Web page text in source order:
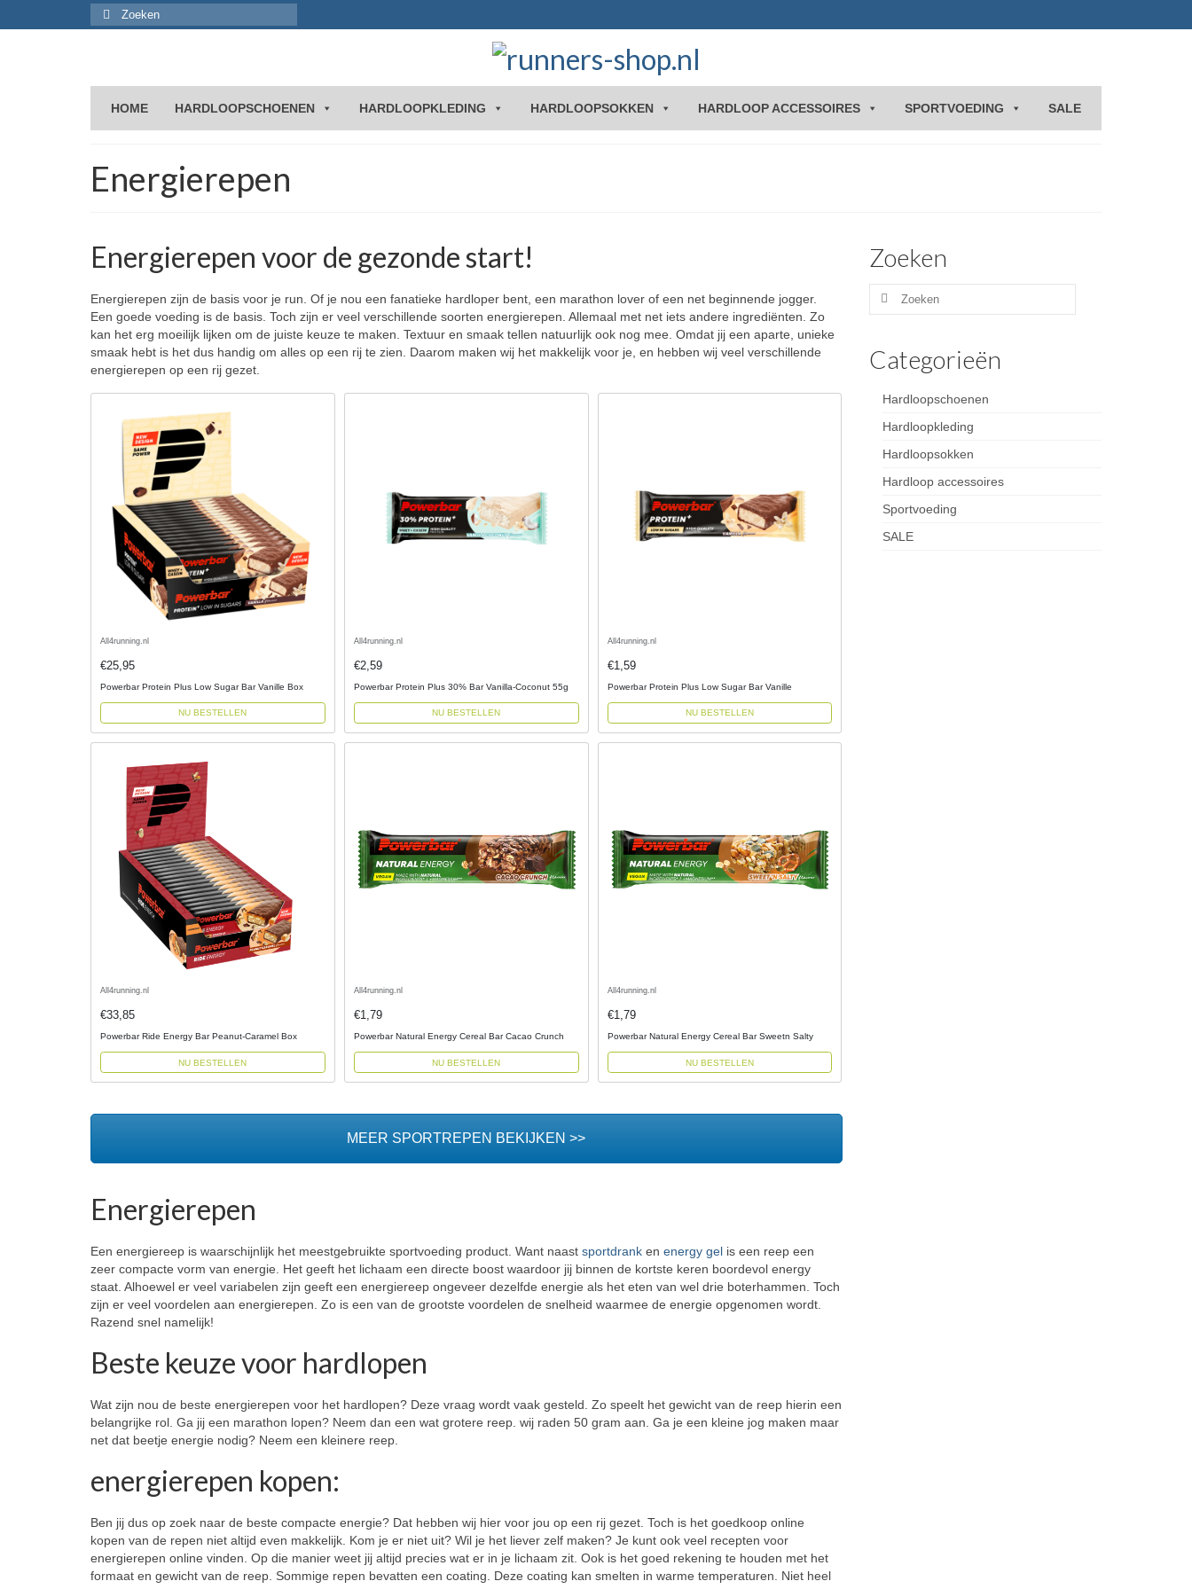
Zoeken
naar:
HOME HARDLOOPSCHOENEN HARDLOOPKLEDING HARDLOOPSOKKEN HARDLOOP ACCESSOIRES SPORTVOEDING SALE
Energierepen
Energierepen voor de gezonde start!
Energierepen zijn de basis voor je run. Of je nou een fanatieke hardloper bent, een marathon lover of een net beginnende jogger.
Een goede voeding is de basis. Toch zijn er veel verschillende soorten energierepen. Allemaal met net iets andere ingrediënten. Zo
kan het erg moeilijk lijken om de juiste keuze te maken. Textuur en smaak tellen natuurlijk ook nog mee. Omdat jij een aparte, unieke
smaak hebt is het dus handig om alles op een rij te zien. Daarom maken wij het makkelijk voor je, en hebben wij veel verschillende
energierepen op een rij gezet.
All4running.nl
€25,95
Powerbar Protein Plus Low Sugar Bar Vanille Box
NU BESTELLEN
All4running.nl
€2,59
Powerbar Protein Plus 30% Bar Vanilla-Coconut 55g
NU BESTELLEN
All4running.nl
€1,59
Powerbar Protein Plus Low Sugar Bar Vanille
NU BESTELLEN
All4running.nl
€33,85
Powerbar Ride Energy Bar Peanut-Caramel Box
NU BESTELLEN
All4running.nl
€1,79
Powerbar Natural Energy Cereal Bar Cacao Crunch
NU BESTELLEN
All4running.nl
€1,79
Powerbar Natural Energy Cereal Bar Sweetn Salty
NU BESTELLEN
MEER SPORTREPEN BEKIJKEN >>
Energierepen
Een energiereep is waarschijnlijk het meestgebruikte sportvoeding product. Want naast sportdrank en energy gel is een reep een
zeer compacte vorm van energie. Het geeft het lichaam een directe boost waardoor jij binnen de kortste keren boordevol energy
staat. Alhoewel er veel variabelen zijn geeft een energiereep ongeveer dezelfde energie als het eten van wel drie boterhammen. Toch
zijn er veel voordelen aan energierepen. Zo is een van de grootste voordelen de snelheid waarmee de energie opgenomen wordt.
Razend snel namelijk!
Beste keuze voor hardlopen
Wat zijn nou de beste energierepen voor het hardlopen? Deze vraag wordt vaak gesteld. Zo speelt het gewicht van de reep hierin een
belangrijke rol. Ga jij een marathon lopen? Neem dan een wat grotere reep. wij raden 50 gram aan. Ga je een kleine jog maken maar
net dat beetje energie nodig? Neem een kleinere reep.
energierepen kopen:
Ben jij dus op zoek naar de beste compacte energie? Dat hebben wij hier voor jou op een rij gezet. Toch is het goedkoop online
kopen van de repen niet altijd even makkelijk. Kom je er niet uit? Wil je het liever zelf maken? Je kunt ook veel recepten voor
energierepen online vinden. Op die manier weet jij altijd precies wat er in je lichaam zit. Ook is het goed rekening te houden met het
formaat en gewicht van de reep. Sommige repen bevatten een coating. Deze coating kan smelten in warme temperaturen. Niet heel
Zoeken
Zoeken
Categorieën
Hardloopschoenen
Hardloopkleding
Hardloopsokken
Hardloop accessoires
Sportvoeding
SALE